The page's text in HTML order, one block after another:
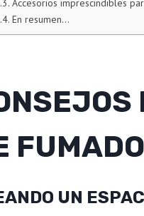
Accesorios imprescindibles
En resumen…
UN